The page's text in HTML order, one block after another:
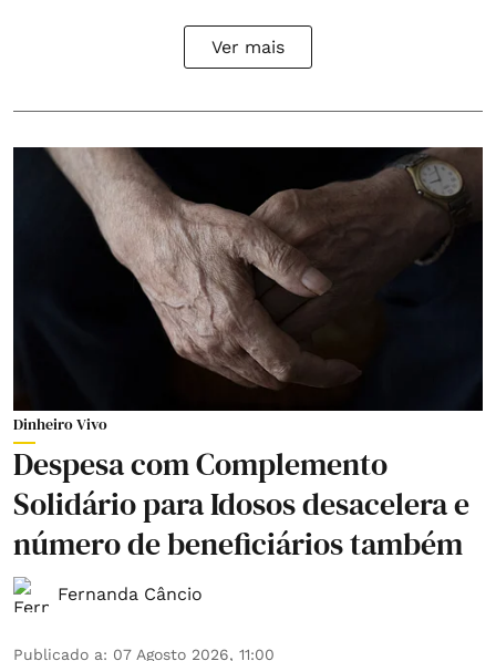
Ver mais
Dinheiro Vivo
Despesa com Complemento
Solidário para Idosos desacelera e
número de beneficiários também
Fernanda Câncio
Publicado a: 07 Agosto 2026, 11:00